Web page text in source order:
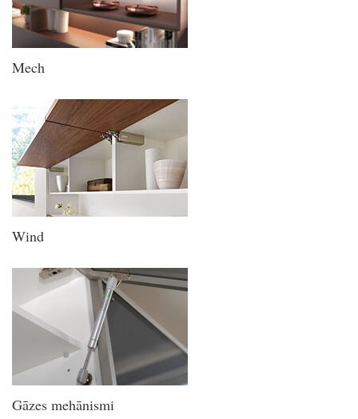
Mech
Wind
Gāzes mehānismi